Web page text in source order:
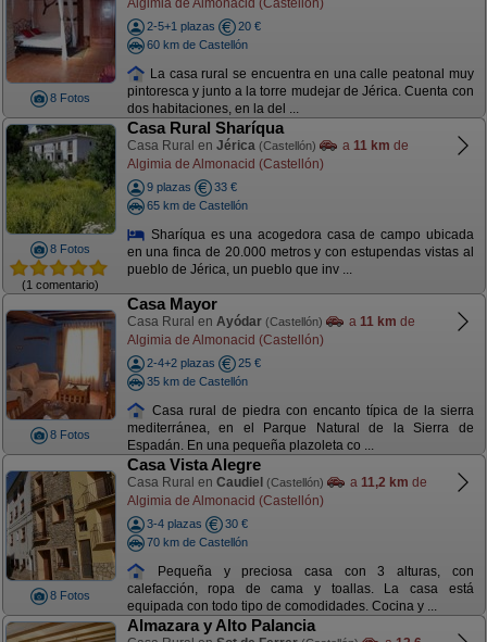
8 Fotos
Algimia de Almonacid (Castellón)
2-5+1 plazas
20 €
60 km de Castellón
La casa rural se encuentra en una calle peatonal muy
pintoresca y junto a la torre mudejar de Jérica. Cuenta con
dos habitaciones, en la del ...
8 Fotos
(1 comentario)
Casa Rural Sharíqua
Casa Rural en Jérica (Castellón) a 11 km de
Algimia de Almonacid (Castellón)
9 plazas
33 €
65 km de Castellón
Sharíqua es una acogedora casa de campo ubicada
en una finca de 20.000 metros y con estupendas vistas al
pueblo de Jérica, un pueblo que inv ...
8 Fotos
Casa Mayor
Casa Rural en Ayódar (Castellón) a 11 km de
Algimia de Almonacid (Castellón)
2-4+2 plazas
25 €
35 km de Castellón
Casa rural de piedra con encanto típica de la sierra
mediterránea, en el Parque Natural de la Sierra de
Espadán. En una pequeña plazoleta co ...
8 Fotos
Casa Vista Alegre
Casa Rural en Caudiel (Castellón) a 11,2 km de
Algimia de Almonacid (Castellón)
3-4 plazas
30 €
70 km de Castellón
Pequeña y preciosa casa con 3 alturas, con
calefacción, ropa de cama y toallas. La casa está
equipada con todo tipo de comodidades. Cocina y ...
Almazara y Alto Palancia